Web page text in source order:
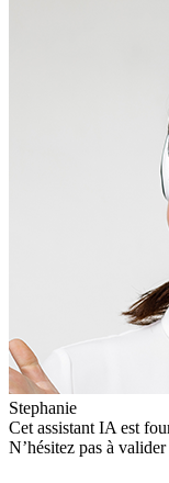
Stephanie
Cet assistant IA est
N’hésitez pas à